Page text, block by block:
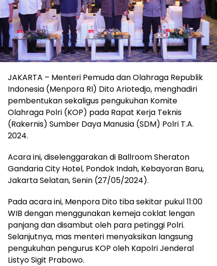
JAKARTA – Menteri Pemuda dan Olahraga Republik
Indonesia (Menpora RI) Dito Ariotedjo, menghadiri
pembentukan sekaligus pengukuhan Komite
Olahraga Polri (KOP) pada Rapat Kerja Teknis
(Rakernis) Sumber Daya Manusia (SDM) Polri T.A.
2024.
Acara ini, diselenggarakan di Ballroom Sheraton
Gandaria City Hotel, Pondok Indah, Kebayoran Baru,
Jakarta Selatan, Senin (27/05/2024).
Pada acara ini, Menpora Dito tiba sekitar pukul 11:00
WIB dengan menggunakan kemeja coklat lengan
panjang dan disambut oleh para petinggi Polri.
Selanjutnya, mas menteri menyaksikan langsung
pengukuhan pengurus KOP oleh Kapolri Jenderal
Listyo Sigit Prabowo.